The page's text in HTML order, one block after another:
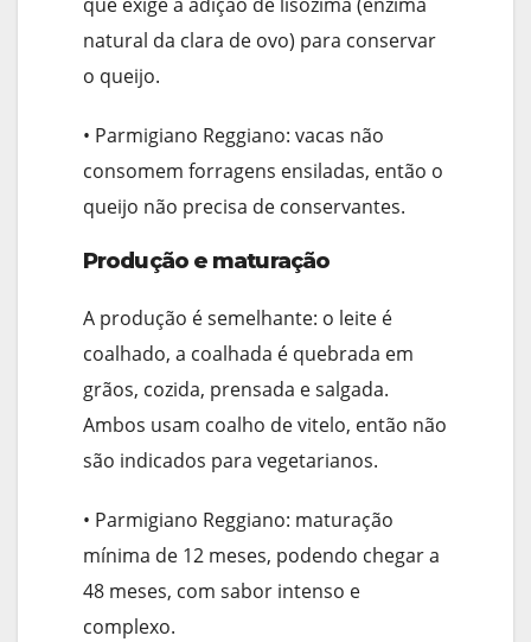
natural da clara de ovo) para conservar
o queijo.
• Parmigiano Reggiano: vacas não
consomem forragens ensiladas, então o
queijo não precisa de conservantes.
Produção e maturação
A produção é semelhante: o leite é
coalhado, a coalhada é quebrada em
grãos, cozida, prensada e salgada.
Ambos usam coalho de vitelo, então não
são indicados para vegetarianos.
• Parmigiano Reggiano: maturação
mínima de 12 meses, podendo chegar a
48 meses, com sabor intenso e
complexo.